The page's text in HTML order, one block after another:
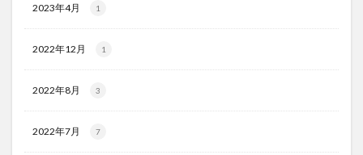
2023年4月 1
2022年12月 1
2022年8月 3
2022年7月 7